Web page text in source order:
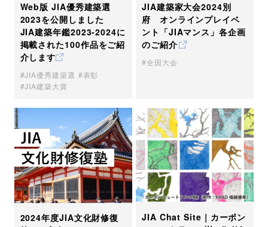
Web版 JIA優秀建築選
2023を公開しました
JIA建築年鑑2023-2024に
掲載された100作品をご紹
介します
JIA優秀建築選
表彰
JIA建築大賞
JIA建築家大会2024別
府 オンラインプレイベ
ント「JIAマンス」各企画
のご紹介
全国大会
2024年度JIA文化財修復
JIA Chat Site｜カーボン